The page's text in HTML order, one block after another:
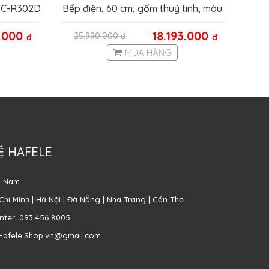
R302D
đ
Bếp điện, 60 cm, gốm thuỷ tinh, màu
18.193.000đ
25.990.000đ
MUA HÀNG
HAFELE
Nam
Minh | Hà Nội | Đà Nẵng | Nha Trang | Cần Thơ
093 456 8005